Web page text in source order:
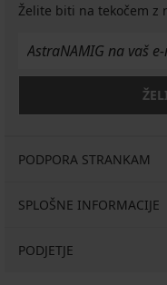
Želite biti na tekočem z
PODPORA STRANKAM
SPLOŠNE INFORMACIJE
PODJETJE